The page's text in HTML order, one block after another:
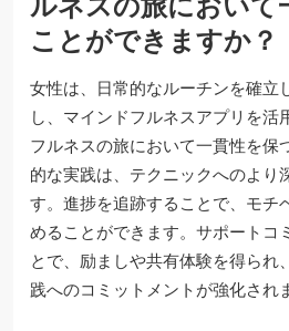
ことができますか？
女性は、日常的なルーチンを確立
し、マインドフルネスアプリを活
フルネスの旅において一貫性を保
的な実践は、テクニックへのより
す。進捗を追跡することで、モチ
めることができます。サポートコ
とで、励ましや共有体験を得られ
践へのコミットメントが強化され